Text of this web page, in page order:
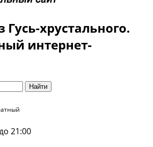
хрустального.
интернет-
Найти
21:00